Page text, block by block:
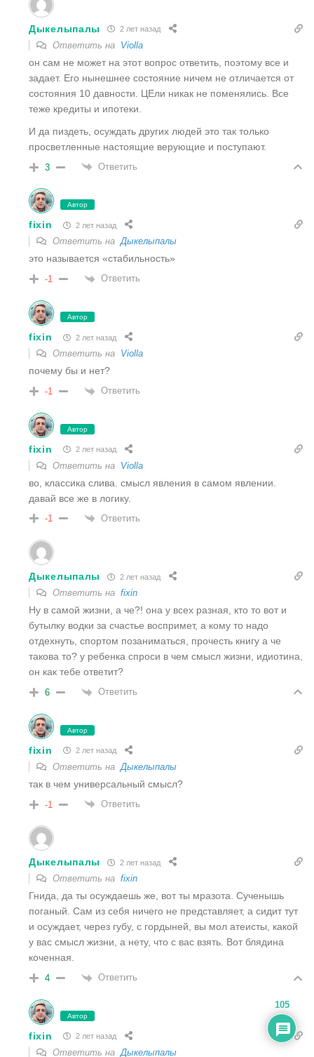
Дыкелыпалы 2 лет назад
Ответить на Violla
он сам не может на этот вопрос ответить, поэтому все и
задает. Его нынешнее состояние ничем не отличается от
состояния 10 давности. ЦЕли никак не поменялись. Все
теже кредиты и ипотеки.
И да пиздеть, осуждать других людей это так только
просветленные настоящие верующие и поступают.
3 Ответить
Автор
fixin 2 лет назад
Ответить наДыкелыпалы
это называется «стабильность»
-1 Ответить
Автор
fixin 2 лет назад
Ответить на Violla
почему бы и нет?
-1 Ответить
Автор
fixin 2 лет назад
Ответить на Violla
во, классика слива. смысл явления в самом явлении.
давай все же в логику.
-1 Ответить
Дыкелыпалы 2 лет назад
Ответить на fixin
Ну в самой жизни, а че?! она у всех разная, кто то вот и
бутылку водки за счастье воспримет, а кому то надо
отдехнуть, спортом позаниматься, прочесть книгу а че
такова то? у ребенка спроси в чем смысл жизни, идиотина,
он как тебе ответит?
6 Ответить
Автор
fixin 2 лет назад
Ответить на Дыкелыпалы
так в чем универсальный смысл?
-1 Ответить
Дыкелыпалы 2 лет назад
Ответить на fixin
Гнида, да ты осуждаешь же, вот ты мразота. Сученышь
поганый. Сам из себя ничего не представляет, а сидит тут
и осуждает, через губу, с гордыней, вы мол атеисты, какой
у вас смысл жизни, а нету, что с вас взять. Вот блядина
коченная.
4 Ответить
Автор
fixin 2 лет назад
Ответить на Дыкелыпалы
105